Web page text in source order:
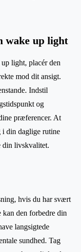
wake up light
light, placér den
mod dit ansigt.
Indstil
og
præferencer. At
i din daglige rutine
din livskvalitet.
hvis du har svært
kan den forbedre din
langsigtede
sundhed. Tag